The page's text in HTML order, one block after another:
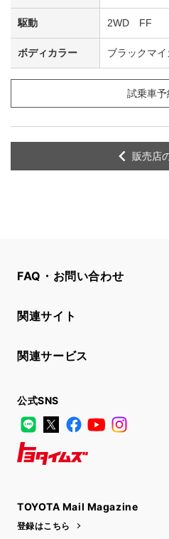
2WD FF
ブラックマ
試乗車予
販売店
FAQ・お問い合わせ
関連サイト
関連サービス
公式SNS
LINE
X FacebookYouTube
TOYOTA Mail Magazine
登録はこちら